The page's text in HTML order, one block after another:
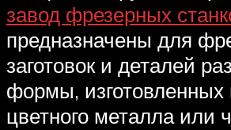
завод фрезерных
предназначены для
заготовок и деталей
формы, изготовленных
цветного металла или